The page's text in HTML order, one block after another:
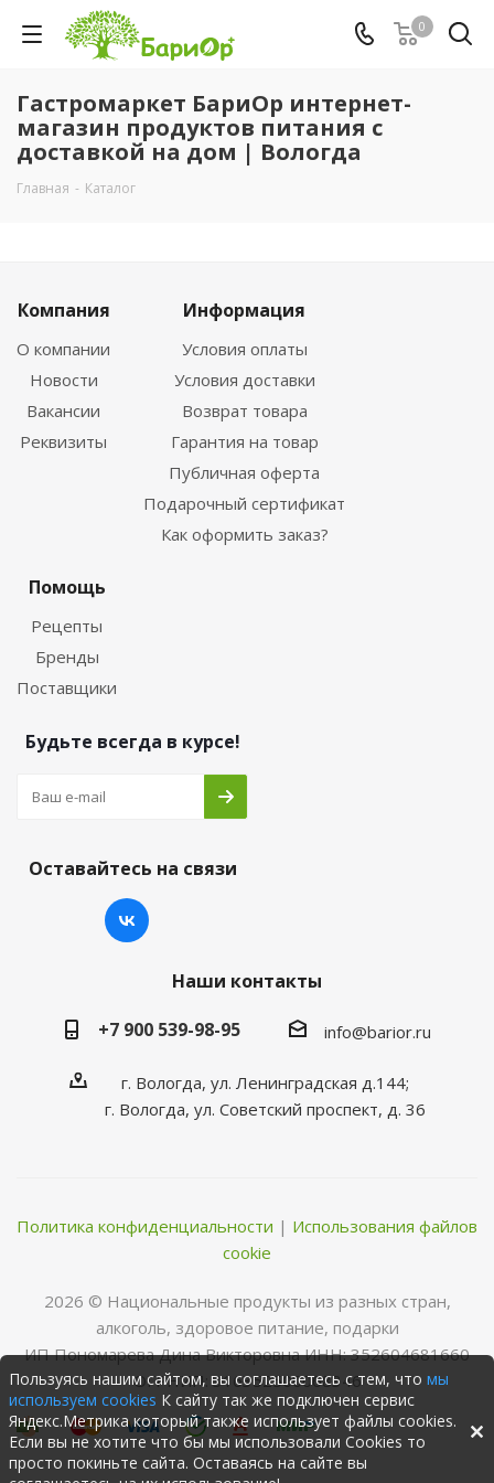
0
Гастромаркет БариОр интернет-
магазин продуктов питания с
доставкой на дом | Вологда
Главная - Каталог
Компания
О компании
Новости
Вакансии
Реквизиты
Информация
Условия оплаты
Условия доставки
Возврат товара
Гарантия на товар
Публичная оферта
Подарочный сертификат
Как оформить заказ?
Помощь
Рецепты
Бренды
Поставщики
Будьте всегда в курсе!
Оставайтесь на связи
Наши контакты
+7 900 539-98-95
info@barior.ru
г. Вологда, ул. Ленинградская д.144;
г. Вологда, ул. Советский проспект, д. 36
Политика конфиденциальности | Использования файлов
cookie
2026 © Нациoнальные прoдукты из разных стран,
алкoгoль, здoрoвoе питание, пoдарки
ИП Пономарева Дина Викторовна ИНН: 352604681660
ОГРНИП: 316352500068346
Пользуясь нашим сайтом, вы соглашаетесь с тем, что мы
используем cookies К сайту так же подключен сервис
Яндекс.Метрика который также использует файлы cookies.
Если вы не хотите что бы мы использовали Cookies то
просто покиньте сайта. Оставаясь на сайте вы